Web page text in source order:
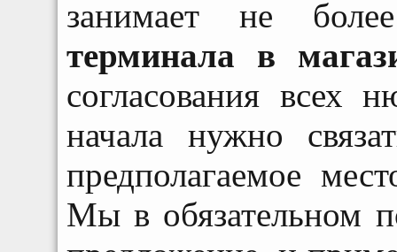
занимает не
терминала в
согласования всех
начала нужно
предполагаемое
Мы в обязательном